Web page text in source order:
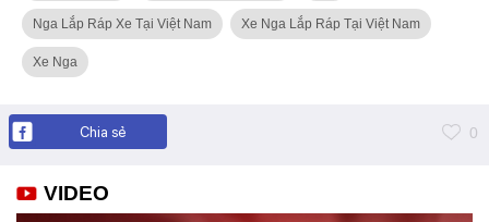
Nga Lắp Ráp Xe Tại Việt Nam Xe Nga Lắp Ráp Tại Việt Nam
Xe Nga
Chia sẻ 0
VIDEO